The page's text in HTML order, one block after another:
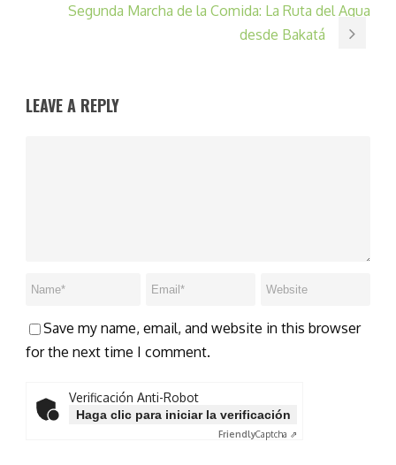
Segunda Marcha de la Comida: La Ruta del Agua
desde Bakatá
LEAVE A REPLY
Save my name, email, and website in this browser
for the next time I comment.
Verificación Anti-Robot
Haga clic para iniciar la verificación
FriendlyCaptcha ⇗